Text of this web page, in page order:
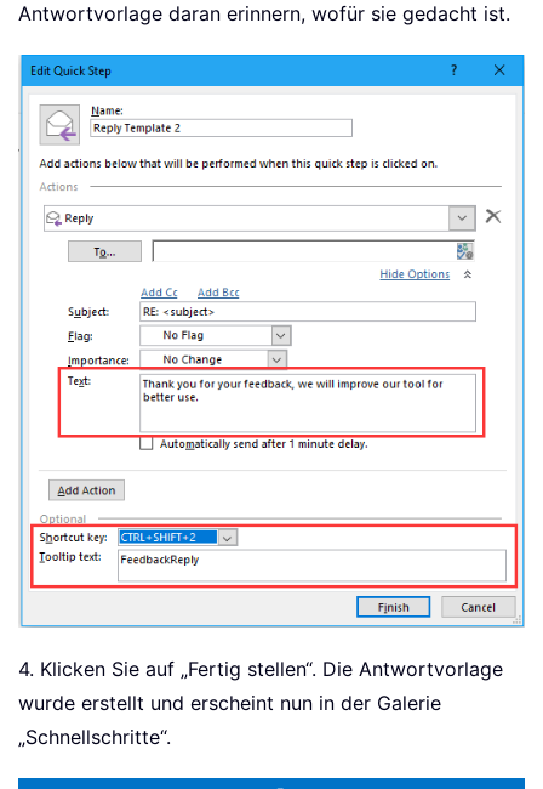
Antwortvorlage daran erinnern, wofür sie gedacht ist.
4. Klicken Sie auf „Fertig stellen“. Die Antwortvorlage
wurde erstellt und erscheint nun in der Galerie
„Schnellschritte“.